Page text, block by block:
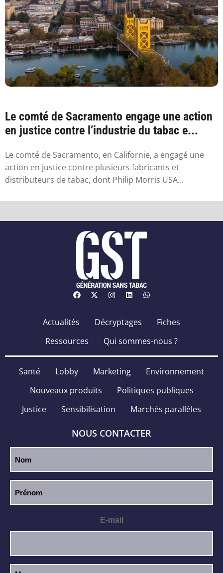
Le comté de Sacramento engage une action
en justice contre l’industrie du tabac e...
Le comté de Sacramento, en Californie, a engagé une
action en justice contre plusieurs fabricants et
distributeurs de tabac, dont Philip Morris USA...
Actualités Décryptages
Fiches
Ressources
Qui sommes-nous ?
Santé Lobby Marketing
Environnement
Nouveaux produits
Politiques publiques
Justice
Sensibilisation Marchés parallèles
NOUS CONTACTER
E-mail